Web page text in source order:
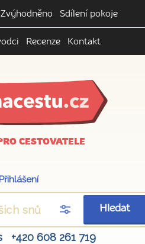
Zvýhodněno Sdílení pokoje
Recenze Kontakt
CESTOVATELE
Přihlášení
Hledat
+420 608 261 719